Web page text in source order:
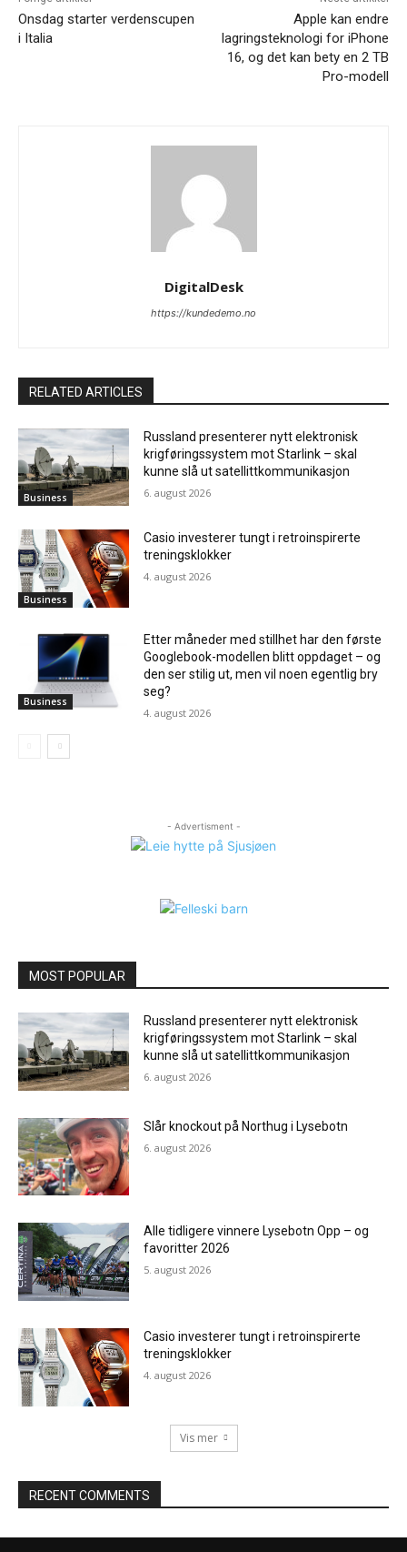
Onsdag starter verdenscupen
i Italia
Apple kan endre
lagringsteknologi for iPhone
16, og det kan bety en 2 TB
Pro-modell
DigitalDesk
https://kundedemo.no
RELATED ARTICLES
Business
Russland presenterer nytt elektronisk
krigføringssystem mot Starlink – skal
kunne slå ut satellittkommunikasjon
6. august 2026
Business
Casio investerer tungt i retroinspirerte
treningsklokker
4. august 2026
Business
Etter måneder med stillhet har den første
Googlebook-modellen blitt oppdaget – og
den ser stilig ut, men vil noen egentlig bry
seg?
4. august 2026
- Advertisment -
MOST POPULAR
Russland presenterer nytt elektronisk
krigføringssystem mot Starlink – skal
kunne slå ut satellittkommunikasjon
6. august 2026
Slår knockout på Northug i Lysebotn
6. august 2026
Alle tidligere vinnere Lysebotn Opp – og
favoritter 2026
5. august 2026
Casio investerer tungt i retroinspirerte
treningsklokker
4. august 2026
Vis mer
RECENT COMMENTS